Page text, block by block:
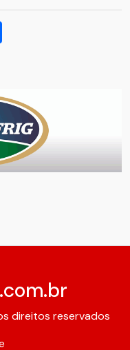
direitos reservados